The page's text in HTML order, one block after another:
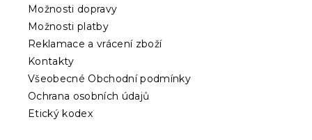
Možnosti dopravy
Možnosti platby
Reklamace a vrácení zboží
Kontakty
Všeobecné Obchodní podmínky
Ochrana osobních údajů
Etický kodex